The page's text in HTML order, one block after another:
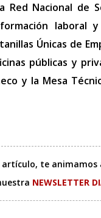
Nacional de
laboral
Únicas de
públicas y
y la Mesa
te animamos
NEWSLETTER